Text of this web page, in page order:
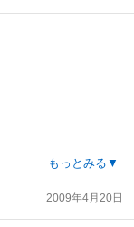
ひ読んでみて欲しいと
など。切ない場面も
ンドが待ってるから気
もっとみる▼
2009年4月20日